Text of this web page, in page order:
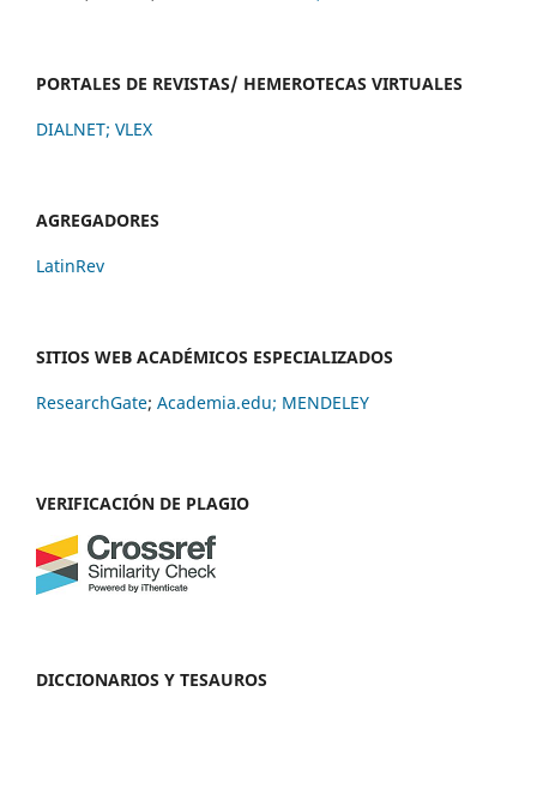
PORTALES DE REVISTAS/ HEMEROTECAS VIRTUALES
DIALNET; VLEX
AGREGADORES
LatinRev
SITIOS WEB ACADÉMICOS ESPECIALIZADOS
ResearchGate; Academia.edu; MENDELEY
VERIFICACIÓN DE PLAGIO
DICCIONARIOS Y TESAUROS